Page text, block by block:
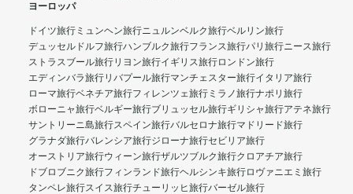
ヨーロッパ
ドイツ旅行 ミュンヘン旅行ニュルンベルク旅行ベルリン旅行
デュッセルドルフ旅行ハンブルク旅行フランス旅行パリ旅行ニース旅行
ストラスブール旅行リヨン旅行イギリス旅行ロンドン旅行
エディンバラ旅行リバプール旅行マンチェスター旅行イタリア旅行
ローマ旅行ベネチア旅行フィレンツェ旅行 ミラノ旅行ナポリ旅行
ボローニャ旅行ベルギー旅行ブリュッセル旅行ギリシャ旅行アテネ旅行
サントリーニ島旅行スペイン旅行バルセロナ旅行マドリード旅行
グラナダ旅行バレンシア旅行ジローナ旅行セビリア旅行
オーストリア旅行ウィーン旅行ザルツブルク旅行クロアチア旅行
ドブロブニク旅行フィンランド旅行ヘルシンキ旅行ロヴァニエミ旅行
タンペレ旅行スイス旅行チューリッヒ旅行バーゼル旅行